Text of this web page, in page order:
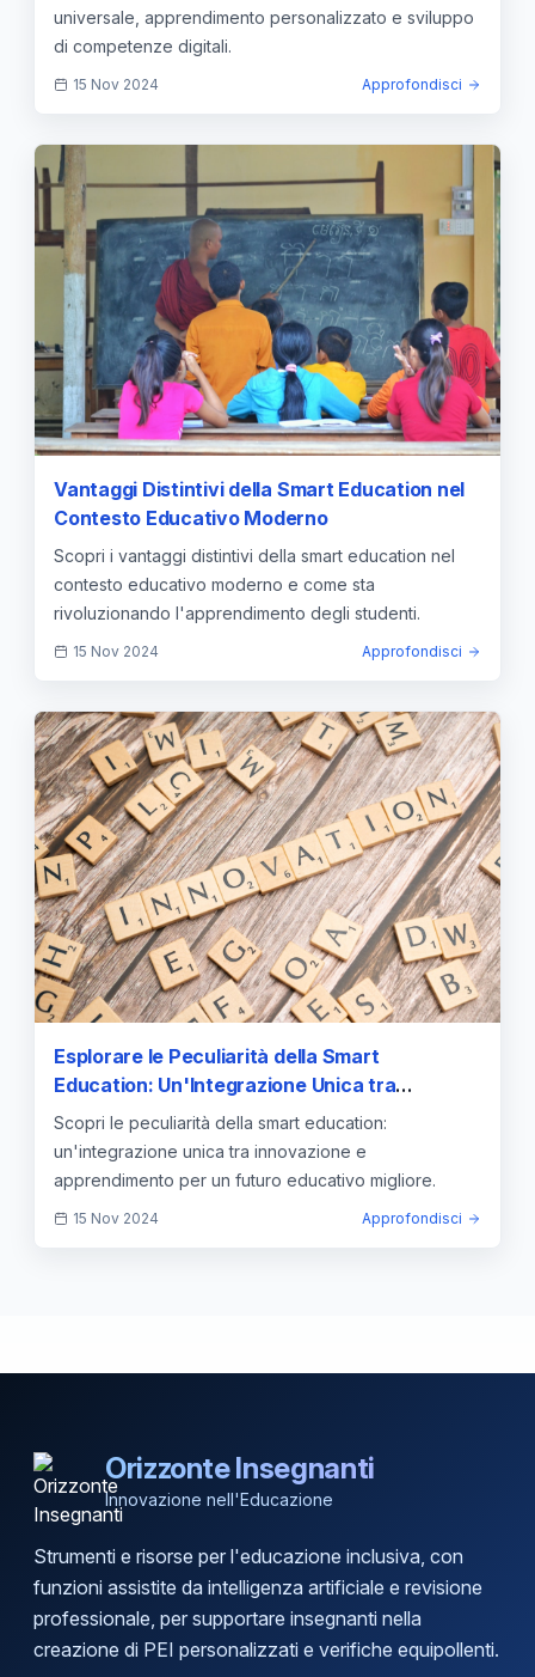
universale, apprendimento personalizzato e sviluppo
di competenze digitali.
15 Nov 2024 Approfondisci
Vantaggi Distintivi della Smart Education nel
Contesto Educativo Moderno
Scopri i vantaggi distintivi della smart education nel
contesto educativo moderno e come sta
rivoluzionando l'apprendimento degli studenti.
15 Nov 2024 Approfondisci
Esplorare le Peculiarità della Smart
Education: Un'Integrazione Unica tra
Innovazione e Apprendimento
Scopri le peculiarità della smart education:
un'integrazione unica tra innovazione e
apprendimento per un futuro educativo migliore.
15 Nov 2024 Approfondisci
Orizzonte Insegnanti
Innovazione nell'Educazione
Strumenti e risorse per l'educazione inclusiva, con
funzioni assistite da intelligenza artificiale e revisione
professionale, per supportare insegnanti nella
creazione di PEI personalizzati e verifiche equipollenti.